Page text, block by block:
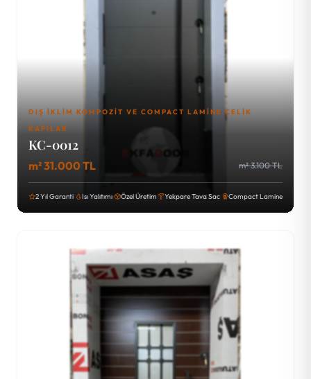
DIŞ İKLIM KOMPOZIT VE COMPACT LAMINE ÇELIK
KAPILAR
KC-0012
m² 31.000 TL m² 3.100 TL
2 Yıl Garanti Isı Yalıtımı Özel Üretim Yekpare Tava Sac Compact Lamine